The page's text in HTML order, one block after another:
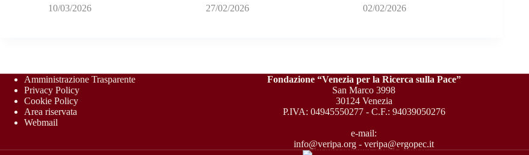
10/03/2026
27/02/2026
02/02/2026
Amministrazione Trasparente
Privacy Policy
Cookie Policy
Area riservata
Webmail
Fondazione “Venezia per la Ricerca sulla Pace”
San Marco 3998
30124 Venezia
P.IVA: 04945550277 - C.F.: 94039050276
e-mail:
info@veripa.org -veripa@ergopec.it